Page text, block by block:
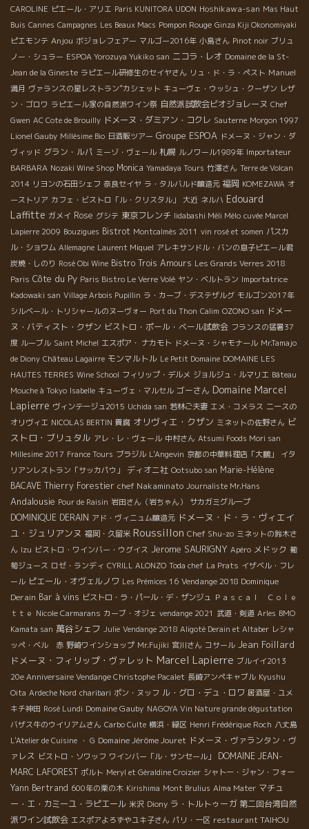
CAROLINE ピエール・アリエ Paris KUNITORA UDON Hoshikawa-san Mas Haut
Buis Cannes Campagnes Les Beaux Macs Pompon Rouge Ginza Kiji Okonomiyaki
ピエモンテ Anjou ボジョレフェアー マルゴー2016年 小島さん Pinot noir ブリュ
ノー・シュラー ESPOA Yorozuya Yukiko san ニコラ・レオ Domaine de la St-
Jean de la Gineste ラピエール研修生のセイヤさん リュ・ド・ラ・ペスト Manuel
満月 ヴァランスの星レストラン”カシェット キューヴェ・ウッシュ・クーザン レザ
ン・ゴロワ ラピエール家の自然派ワイン祭 自然派試飲会ビオジョレーヌ Chef
Gwen AC Cote de Brouilly ドメーヌ・ダミアン・コクレ Sauterne Morgon 1997
Lionel Gauby Millésime Bio 日酒販ツアー Groupe ESPOA ドメーヌ・ジャン・ダ
ヴィッド グラン・ルパ ミーゾ・ヴェール 札幌 ルノワール1989年 Importateur
BARBARA Nozaki Wine Shop Monica Yamadaya Tours 竹澤さん Terre de Volcan
2014 リヨンの石田シェフ 奈良セイヤ ラ・タルバルド醸造元 福岡 KOMEZAWA オ
ーストリア カフェ・ビストロ「ル・クリスタル」 大近 ネルハ Edouard
Laffitte ガメイ Rose グシテ 東京フレンチ Iidabashi Méli Mélo cuvée Marcel
Lapierre 2009 Bouzigues Bistrot Montcalmès 2011 vin rosé et somen パスカ
ル・ショワム Allemagne Laurent Miquel アレキサンドル・バンの息子ピエール君
炭焼・しのり Rosé Obi Wine Bistro Trois Amours Les Grands Verres 2018
Paris Côte du Py Paris Bistro Le Verre Volé ヤン・ベルトラン Importatrice
Kadowaki san Village Arbois Pupillin ラ・カーブ・デステザルグ モルゴン2017年
シルベール・トリシャールのヌーヴォー Port du Thon Calim OZONO san ドメー
ヌ・バティスト・クザン ビストロ・ポール・ベール試飲会 フランスの猛暑37
度 ルーブル Saint Michel エスポア・ ナカモト ドメーヌ・シャモナール Mr.Tamajo
de Diony Château Lagairre モンマルトル Le Petit Domaine DOMAINE LES
HAUTES TERRES Wine School フィリップ・デルメ ジョルジュ・ルマリエ Bâteau
Mouche à Tokyo Isabelle キューヴェ・マルセル ゴーさん Domaine Marcel
Lapierre ヴィンテージュ2015 Uchida san 若林ご夫妻 エメ・コメラス ニースの
オリヴィエ NICOLAS BERTIN 貴腐 オリヴィエ・クザン ミネットの佐野さん ビ
ストロ・ブリュタル アレ・レ・ヴェール 中村さん Atsumi Foods Mori san
Millesime 2017 France Tours ブラジル L'Angevin 京都の中華料理店「大鵬」
イタ
リアンレストラン「サッカパウ」
ディオニ社 Ootsubo san Marie-Hélène
BACAVE Thierry Forestier chef Nakaminato Journaliste Mr.Hans
Andalousie Pour de Raisin 岩田さん（岩ちゃん） サカガミグループ
DOMINIQUE DERAIN アド・ヴィニュム醸造元 ドメーヌ・ド・ラ・ヴィエイ
ユ・ジュリアンヌ 福岡・久留米 Roussillon Chef Shu-zo ミネットの鈴木さ
ん Izu ビストロ・ワインバー・ウグイス Jerome SAURIGNY Apéro メドック 葡
萄ジュース ロゼ・ランディ CYRILL ALONZO Toda chef La Prats イザベル・フレ
ール ピエール・オヴェルノワ Les Prémices 16 Vendange 2018 Dominique
Derain Bar à vins ビストロ・ラ・パール・デ・ザンジュ Ｐａｓｃａｌ Ｃｏｌｅ
ｔｔｅ Nicole Carmarans カーブ・オジェ vendange 2021 武道・剣道 Arles BMO
Kamata san 萬谷シェフ Julie Vendange 2018 Aligoté Derain et Altaber レシャ
ッペ・ベル 赤 野崎ワインショップ Mr.Fujiki 宮川さん コサール Jean Foillard
ドメーヌ・フィリップ・ヴァレット Marcel Lapierre ブルイイ2013
20e Anniversaire Vendange Christophe Pacalet 長崎アンペキャブル Kyushu
Oita Ardeche Nord charibari ポン・ヌッフ ル・グロ・デュ・ロワ 居酒屋・ユメ
キチ神田 Rosé Lundi Domaine Gauby NAGOYA Vin Nature grande dégustation
バザス牛のウイリアムさん Carbo Culte 横浜・緑区 Henri Frédérique Roch 八丈島
L'Atelier de Cuisine ・ G Domaine Jérôme Jouret ドメーヌ・ヴァランタン・ヴ
ァレス ビストロ・ソワッフ ワインバー「ル・サンセール」
DOMAINE JEAN-
MARC LAFOREST ポルト Meryl et Géraldine Croizier シャトー・ジャン・フォー
Yann Bertrand 600年の栗の木 Kirishima Mont Brulius Alma Mater マチュ
ー・エ・カミーユ・ラピエール 米沢 Diony ラ・トルトゥーガ 第二回台湾自然
派ワイン試飲会 エスポアよろずやユキ子さん パリ・一区 restaurant TAIHOU